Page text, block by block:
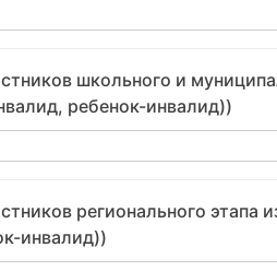
школьного и
ребенок-инвалид))
регионального этапа
инвалид))